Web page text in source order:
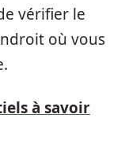
vérifier le
où vous
à savoir